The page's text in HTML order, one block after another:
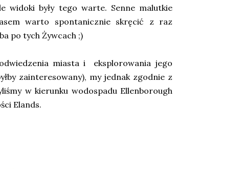
widoki były tego warte. Senne malutkie
warto spontanicznie skręcić z raz
po tych Żywcach ;)
miasta i eksplorowania jego
zainteresowany), my jednak zgodnie z
w kierunku wodospadu Ellenborough
Elands.